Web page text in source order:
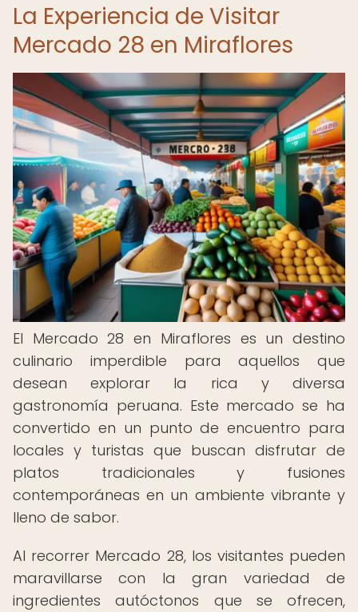
La Experiencia de Visitar
Mercado 28 en Miraflores
El Mercado 28 en Miraflores es un destino
culinario imperdible para aquellos que
desean explorar la rica y diversa
gastronomía peruana. Este mercado se ha
convertido en un punto de encuentro para
locales y turistas que buscan disfrutar de
platos tradicionales y fusiones
contemporáneas en un ambiente vibrante y
lleno de sabor.
Al recorrer Mercado 28, los visitantes pueden
maravillarse con la gran variedad de
ingredientes autóctonos que se ofrecen,